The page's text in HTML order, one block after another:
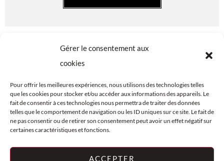
Gérer le consentement aux
cookies
Pour offrir les meilleures expériences, nous utilisons des technologies telles
que les cookies pour stocker et/ou accéder aux informations des appareils. Le
fait de consentir à ces technologies nous permettra de traiter des données
telles que le comportement de navigation ou les ID uniques sur ce site. Le fait de
ne pas consentir ou de retirer son consentement peut avoir un effet négatif sur
certaines caractéristiques et fonctions.
ACCEPTER
FAQ
CENTRE
JURIDIQUE
PLAN DU SITE
© LES VINS